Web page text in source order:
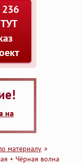
236
на
материалу
+ Чёрная волна